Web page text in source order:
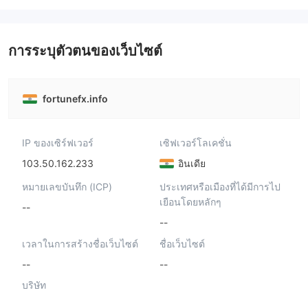
การระบุตัวตนของเว็บไซต์
fortunefx.info
IP ของเซิร์ฟเวอร์
103.50.162.233
เซิฟเวอร์โลเคชั่น
อินเดีย
หมายเลขบันทึก (ICP)
--
ประเทศหรือเมืองที่ได้มีการไป
เยือนโดยหลักๆ
--
เวลาในการสร้างชื่อเว็บไซต์
--
ชื่อเว็บไซต์
--
บริษัท